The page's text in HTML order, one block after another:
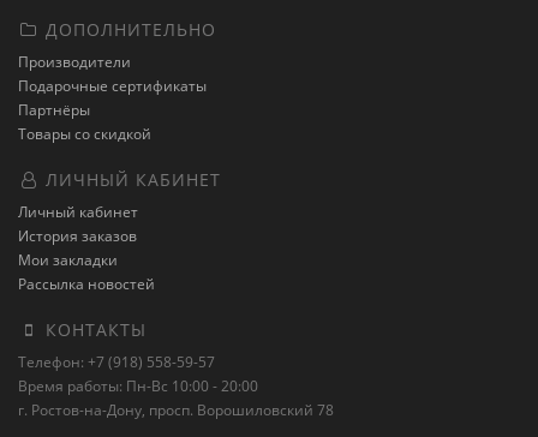
ДОПОЛНИТЕЛЬНО
Производители
Подарочные сертификаты
Партнёры
Товары со скидкой
ЛИЧНЫЙ КАБИНЕТ
Личный кабинет
История заказов
Мои закладки
Рассылка новостей
КОНТАКТЫ
Телефон: +7 (918) 558-59-57
Время работы: Пн-Вс 10:00 - 20:00
г. Ростов-на-Дону, просп. Ворошиловский 78